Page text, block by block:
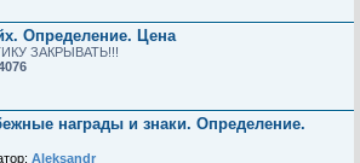
Определение. Цена
ЗАКРЫВАТЬ!!!
награды и знаки. Определение.
Aleksandr